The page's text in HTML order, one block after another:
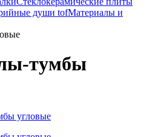
души tofМатериалы и
тумбы